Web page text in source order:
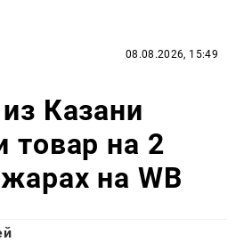
08.08.2026, 15:49
Казани
товар на 2
на WB